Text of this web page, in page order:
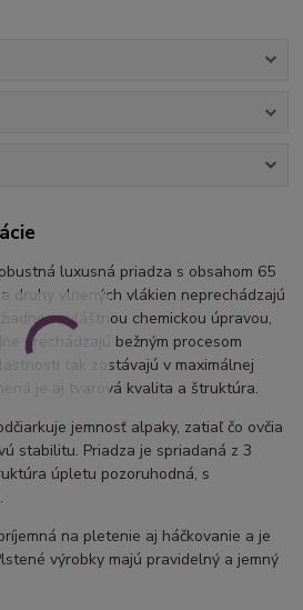
luxusná priadza s obsahom 65
druhy vlnených vlákien neprechádzajú
zvláštnou chemickou úpravou,
prechádzajú bežným procesom
tak zostávajú v maximálnej
je aj tvarová kvalita a štruktúra.
jemnosť alpaky, zatiaľ čo ovčia
stabilitu. Priadza je spriadaná z 3
úpletu pozoruhodná, s
na pletenie aj háčkovanie a je
výrobky majú pravidelný a jemný